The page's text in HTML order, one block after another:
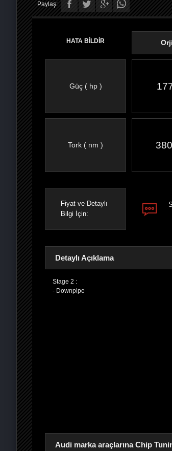
Paylaş:
HATA BİLDİR
Güç ( hp )
Tork ( nm )
Fiyat ve Detaylı
Bilgi İçin:
Detaylı Açıklama
Stage 2 :
- Downpipe
Audi marka araçlarına Chip